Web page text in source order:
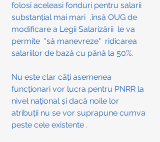
folosi aceleasi fonduri pentru salarii
substanțial mai mari  ,însă OUG de
modificare a Legii Salarizării  le va
permite  "să manevreze"  ridicarea
salariilor de bază cu până la 50%.
Nu este clar câți asemenea
funcționari vor lucra pentru PNRR la
nivel național și dacă noile lor
atribuții nu se vor suprapune cumva
peste cele existente .